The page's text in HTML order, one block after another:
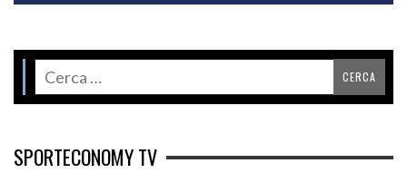
SPORTECONOMY TV